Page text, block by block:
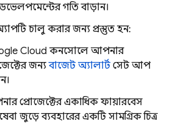
গতি বাড়ান।
চালু করার জন্য প্রস্তুত হন:
Cloud কনসোলে আপনার
জন্যবাজেট অ্যালার্টসেট আপ
প্রোজেক্টের একাধিক ফায়ারবেস
জুড়ে ব্যবহারের একটি সামগ্রিক চিত্র